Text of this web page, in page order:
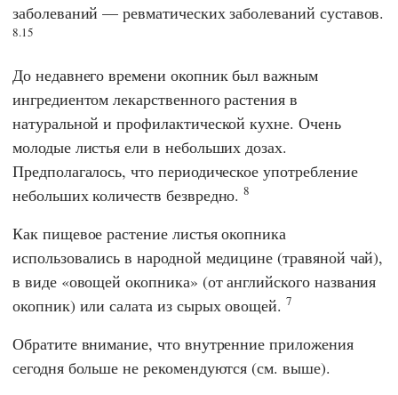
заболеваний — ревматических заболеваний суставов.
8.15
До недавнего времени окопник был важным
ингредиентом лекарственного растения в
натуральной и профилактической кухне. Очень
молодые листья ели в небольших дозах.
Предполагалось, что периодическое употребление
небольших количеств безвредно.8
Как пищевое растение листья окопника
использовались в народной медицине (травяной чай),
в виде «овощей окопника» (от английского названия
окопник) или салата из сырых овощей.7
Обратите внимание, что внутренние приложения
сегодня больше не рекомендуются (см. выше).